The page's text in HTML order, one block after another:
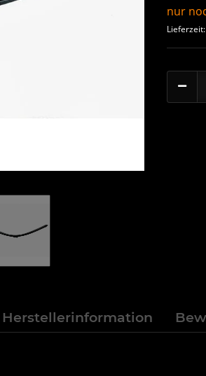
nur
Lieferzeit:
Herstellerinformation